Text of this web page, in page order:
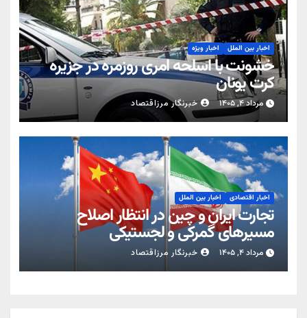
اخبار بین الملل اخبار ویژه
خشونت با اسلحه امری روزمره در جزیره
کرت یونان
مرداد ۴, ۱۴۰۵ خبرنگار مرزاقتصاد
اخبار اقتصادی اخبار بین الملل
تجارت ایران و چین در انتظار اصلاح
مسیرهای گمرکی و لجستیکی
مرداد ۴, ۱۴۰۵ خبرنگار مرزاقتصاد